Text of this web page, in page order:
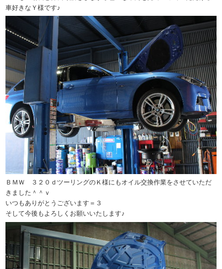
車好きなＹ様です♪
ＢＭＷ ３２０ｄツーリングのＫ様にもオイル交換作業をさせていただ
きました＾＾ｖ
いつもありがとうございます＝３
そして今後もよろしくお願いいたします♪